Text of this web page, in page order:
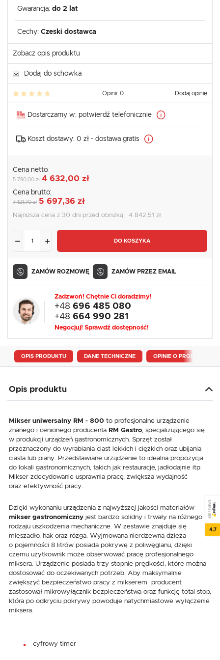
Gwarancja: do 2 lat
Cechy: Czeski dostawca
Zobacz opis produktu
Dodaj do schowka
Opinii: 0 Dodaj opinię
Dostarczamy w: potwierdź telefonicznie
Koszt dostawy: 0 zł - dostawa gratis
Cena netto:
5 790,00 zł 4 632,00 zł
Cena brutto:
7 121,70 zł 5 697,36 zł
Najniższa cena z 30 dni przed obniżką: 4 842,51 zł
DO KOSZYKA
ZAMÓW ROZMOWĘ ZAMÓW PRZEZ EMAIL
Zadzwoń! Chętnie Ci doradzimy!
+48 696 485 080
+48 664 990 281
Negocjuj! Sprawdź dostępność!
OPIS PRODUKTU DANE TECHNICZNE OPINIE O PRODUKCIE
Opis produktu
Mikser uniwersalny RM - 800 to profesjonalne urządzenie
znanego i cenionego producenta RM Gastro , specjalizującego się
w produkcji urządzeń gastronomicznych. Sprzęt został
przeznaczony do wyrabiania ciast lekkich i ciężkich oraz ubijania
ciasta lub piany. Przedstawiane urządzenie to idealna propozycja
do lokali gastronomicznych, takich jak restauracje, jadłodajnie itp.
Mikser zdecydowanie usprawnia pracę, zwiększa wydajność
oraz efektywność pracy.
Dzięki wykonaniu urządzenia z najwyższej jakości materiałów
mikser gastronomiczny jest bardzo solidny i trwały na różnego
rodzaju uszkodzenia mechaniczne. W zestawie znajduje się
mieszadło, hak oraz rózga. Wyjmowana nierdzewna dzieża
o pojemności 8 litrów posiada pokrywę z poliwęglanu, dzięki
czemu użytkownik może obserwować pracę profesjonalnego
miksera. Urządzenie posiada trzy stopnie prędkości, które można
dostosować do oczekiwanych potrzeb. Aby maksymalnie
zwiększyć bezpieczeństwo pracy z mikserem producent
zastosował mikrowyłącznik bezpieczeństwa oraz funkcję total stop,
która po odkryciu pokrywy powoduje natychmiastowe wyłączenie
miksera.
cyfrowy timer
SEE REVIEWS
4.7